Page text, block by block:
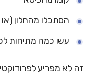
הסתכלו מהחלון
עשו כמה מתיחות
זה לא מפריע